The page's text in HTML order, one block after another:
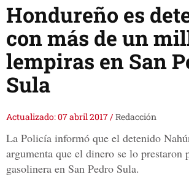
Hondureño es
con más de un
lempiras en San
Sula
Actualizado: 07 abril 2017/Redacción
La Policía informó que el detenido
argumenta que el dinero se lo prestaron
gasolinera en San Pedro Sula.